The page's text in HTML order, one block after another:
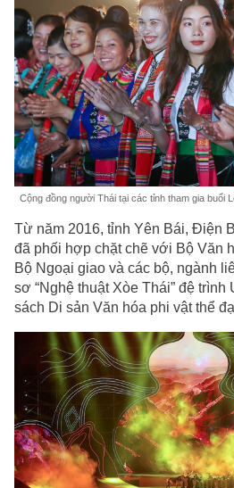
Cộng đồng người Thái tại các tỉnh tham gia buổi
Từ năm 2016, tỉnh Yên Bái, Điện
đã phối hợp chặt chẽ với Bộ Văn
Bộ Ngoại giao và các bộ, ngành
sơ “Nghệ thuật Xòe Thái” đệ
sách Di sản Văn hóa phi vật thể